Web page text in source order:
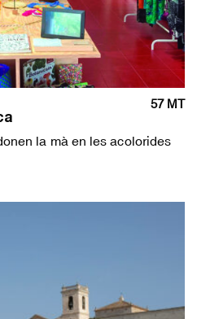
57 MT
la mà en les acolorides